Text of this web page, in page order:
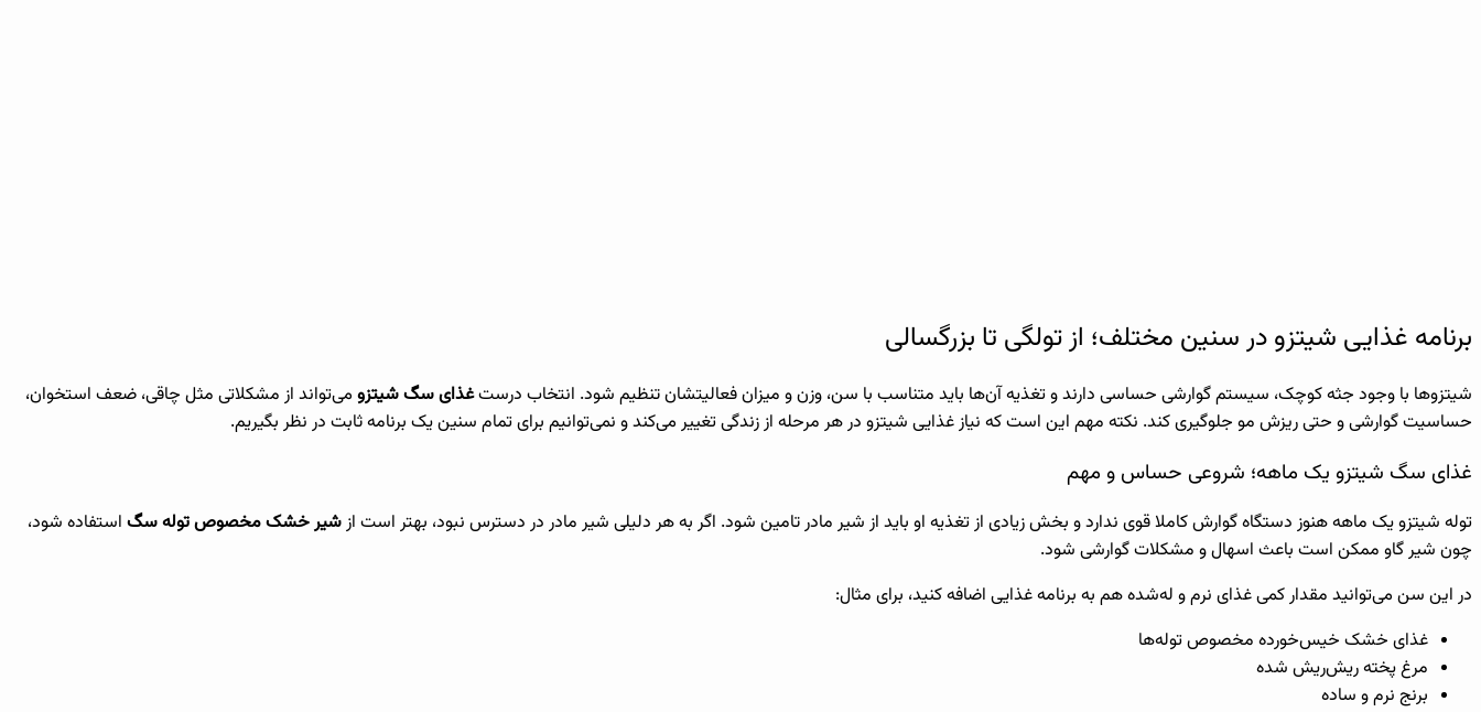
برنامه غذایی شیتزو در سنین مختلف؛ از تولگی تا بزرگسالی
شیتزوها با وجود جثه کوچک، سیستم گوارشی حساسی دارند و تغذیه آن‌ها باید متناسب با سن، وزن و میزان فعالیتشان تنظیم شود. انتخاب درستغذای سگ شیتزو می‌تواند از مشکلاتی مثل چاقی، ضعف استخوان،
حساسیت گوارشی و حتی ریزش مو جلوگیری کند. نکته مهم این است که نیاز غذایی شیتزو در هر مرحله از زندگی تغییر می‌کند و نمی‌توانیم برای تمام سنین یک برنامه ثابت در نظر بگیریم.
غذای سگ شیتزو یک ماهه؛ شروعی حساس و مهم
توله شیتزو یک ماهه هنوز دستگاه گوارش کاملا قوی ندارد و بخش زیادی از تغذیه او باید از شیر مادر تامین شود. اگر به هر دلیلی شیر مادر در دسترس نبود، بهتر است ازشیر خشک مخصوص توله سگ استفاده شود،
چون شیر گاو ممکن است باعث اسهال و مشکلات گوارشی شود.
در این سن می‌توانید مقدار کمی غذای نرم و له‌شده هم به برنامه غذایی اضافه کنید، برای مثال:
غذای خشک خیس‌خورده مخصوص توله‌ها
مرغ پخته ریش‌ریش شده
برنج نرم و ساده